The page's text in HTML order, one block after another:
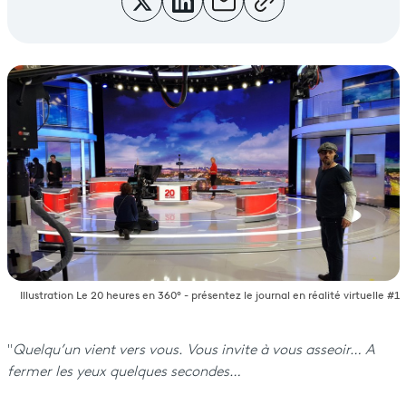
Illustration Le 20 heures en 360° - présentez le journal en réalité virtuelle #1
"Quelqu’un vient vers vous. Vous invite à vous asseoir… A
fermer les yeux quelques secondes…